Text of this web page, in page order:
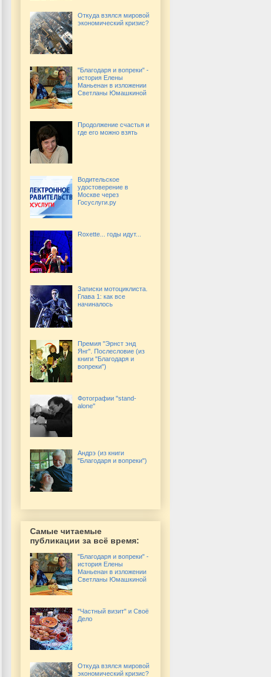
Откуда взялся мировой
экономический кризис?
"Благодаря и вопреки" -
история Елены
Маньенан в изложении
Светланы Юмашкиной
Продолжение счастья и
где его можно взять
Водительское
удостоверение в
Москве через
Госуслуги.ру
Roxette... годы идут...
Записки мотоциклиста.
Глава 1: как все
начиналось
Премия "Эрнст энд
Янг". Послесловие (из
книги "Благодаря и
вопреки")
Фотографии "stand-
alone"
Андрэ (из книги
"Благодаря и вопреки")
Самые читаемые
публикации за всё время:
"Благодаря и вопреки" -
история Елены
Маньенан в изложении
Светланы Юмашкиной
"Частный визит" и Своё
Дело
Откуда взялся мировой
экономический кризис?